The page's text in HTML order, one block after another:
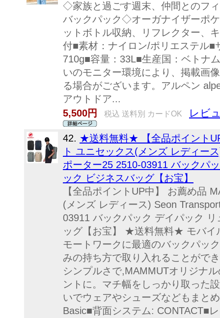
◇家族と過ごす週末、仲間とのフ
バックパック◇オーガナイザーポ
ットボトル収納、リフレクター、
付■素材：ナイロン/ポリエステル
710g■容量：33L■生産国：ベトナ
いのモニター環境により、掲載画
る場合がございます。アルペン
アウトドア...
5,500円
税込 送料別 カードOK レビ
42. ★送料無料★ 【全品ポイント
ト ユニセックス(メンズ レディー
ポーター25 2510-03911 バックパ
ック ビジネスバッグ【お宝】
【全品ポイントUP中】 お薦め品
(メンズ レディース) Seon
03911 バックパック デイパック
ッグ【お宝】 ★送料無料★ モバイ
モートワークに最適のバックパッ
みの持ち方で取り入れることがで
シンプルさで,MAMMUTオリジナ
ントに。マチ幅をしっかり取った
いでウェアやシューズなどもまと
Basic■背面システム: CONTACT■